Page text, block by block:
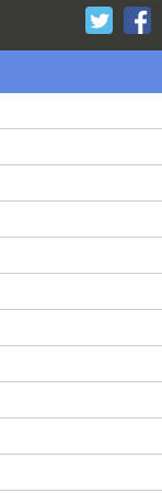
Twitter